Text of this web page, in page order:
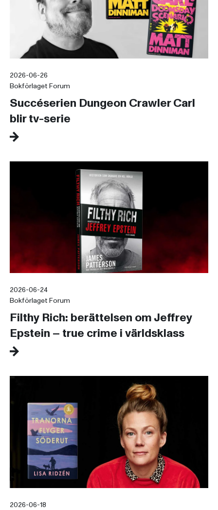
2026-06-26
Bokförlaget Forum
Succéserien Dungeon Crawler Carl
blir tv-serie
2026-06-24
Bokförlaget Forum
Filthy Rich: berättelsen om Jeffrey
Epstein – true crime i världsklass
2026-06-18